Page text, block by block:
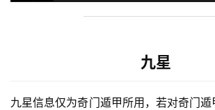
九星
九星信息仅为奇门遁甲所用，若对奇门